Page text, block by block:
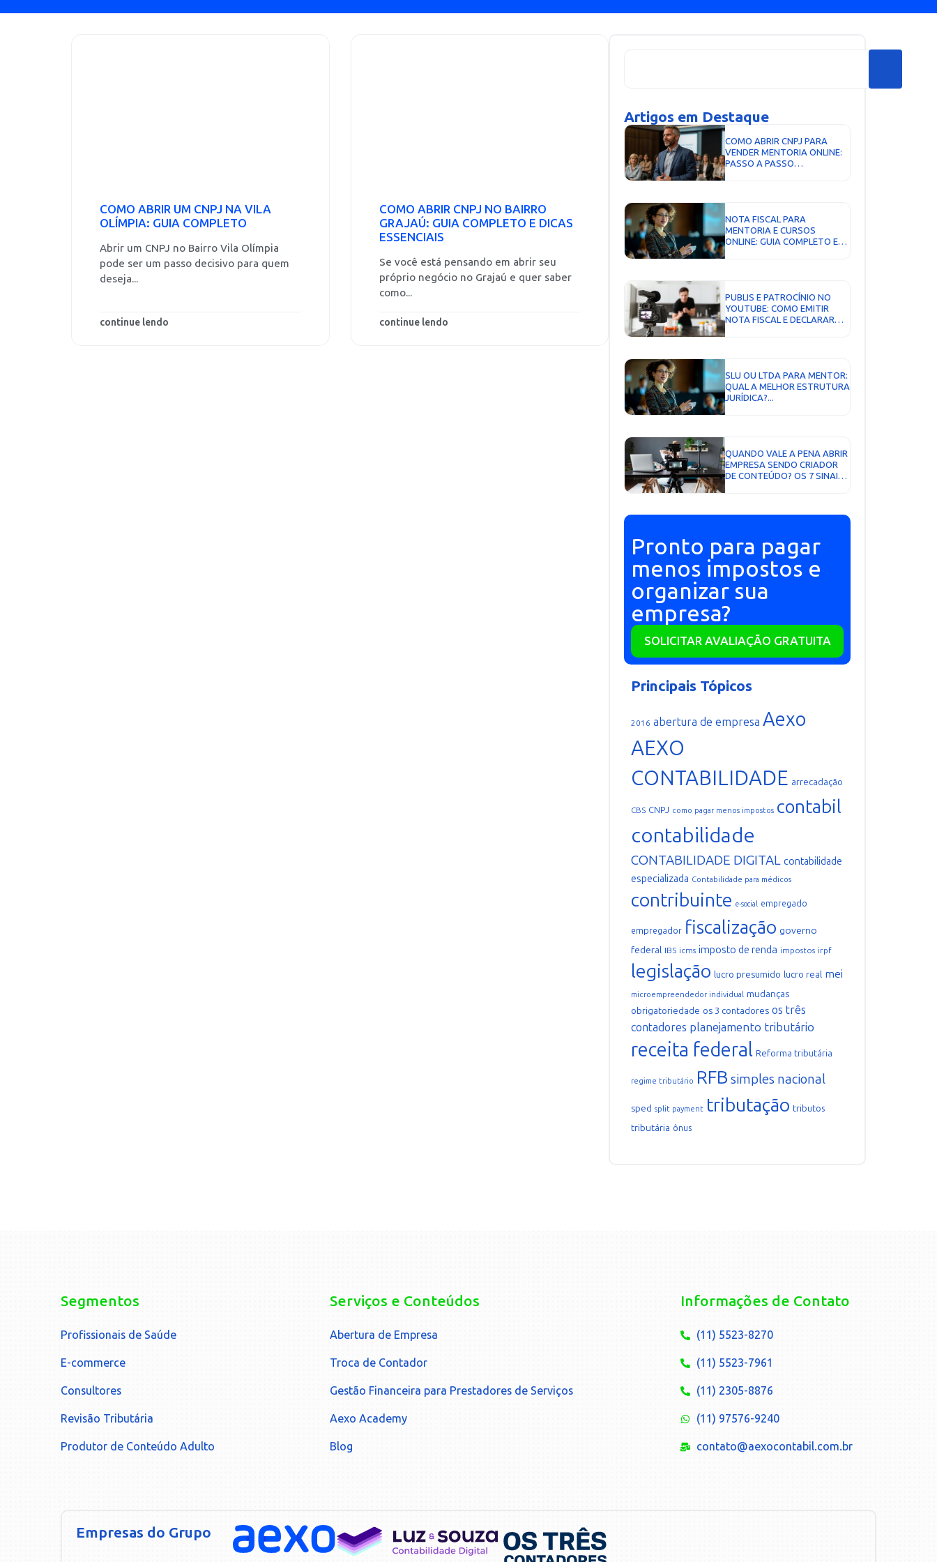
COMO ABRIR UM CNPJ NA VILA
OLÍMPIA: GUIA COMPLETO
Abrir um CNPJ no Bairro Vila Olímpia
pode ser um passo decisivo para quem
deseja...
continue lendo
COMO ABRIR CNPJ NO BAIRRO
GRAJAÚ: GUIA COMPLETO E DICAS
ESSENCIAIS
Se você está pensando em abrir seu
próprio negócio no Grajaú e quer saber
como...
continue lendo
Artigos em Destaque
COMO ABRIR CNPJ PARA
VENDER MENTORIA ONLINE:
PASSO A PASSO
COMPLETO...
NOTA FISCAL PARA
MENTORIA E CURSOS
ONLINE: GUIA COMPLETO E
ATUALIZADO...
PUBLIS E PATROCÍNIO NO
YOUTUBE: COMO EMITIR
NOTA FISCAL E DECLARAR
CORRETAMENTE...
SLU OU LTDA PARA MENTOR:
QUAL A MELHOR ESTRUTURA
JURÍDICA?...
QUANDO VALE A PENA ABRIR
EMPRESA SENDO CRIADOR
DE CONTEÚDO? OS 7 SINAIS
QUE NÃO MENTEM...
Pronto para pagar
menos impostos e
organizar sua
empresa?
SOLICITAR AVALIAÇÃO GRATUITA
Principais Tópicos
2016 abertura de empresa Aexo
AEXO
CONTABILIDADE arrecadação
CBS CNPJ como pagar menos impostos contabil
contabilidade
CONTABILIDADE DIGITAL contabilidade
especializada Contabilidade para médicos
contribuinte e-social empregado
empregador fiscalização governo
federal IBS icms imposto de renda impostos irpf
legislação lucro presumido lucro real mei
microempreendedor individual mudanças
obrigatoriedade os 3 contadores os três
contadores planejamento tributário
receita federal Reforma tributária
regime tributário RFB simples nacional
sped split payment tributação tributos
tributária ônus
Segmentos
Profissionais de Saúde
E-commerce
Consultores
Revisão Tributária
Produtor de Conteúdo Adulto
Serviços e Conteúdos
Abertura de Empresa
Troca de Contador
Gestão Financeira para Prestadores de Serviços
Aexo Academy
Blog
Informações de Contato
(11) 5523-8270
(11) 5523-7961
(11) 2305-8876
(11) 97576-9240
contato@aexocontabil.com.br
Empresas do Grupo